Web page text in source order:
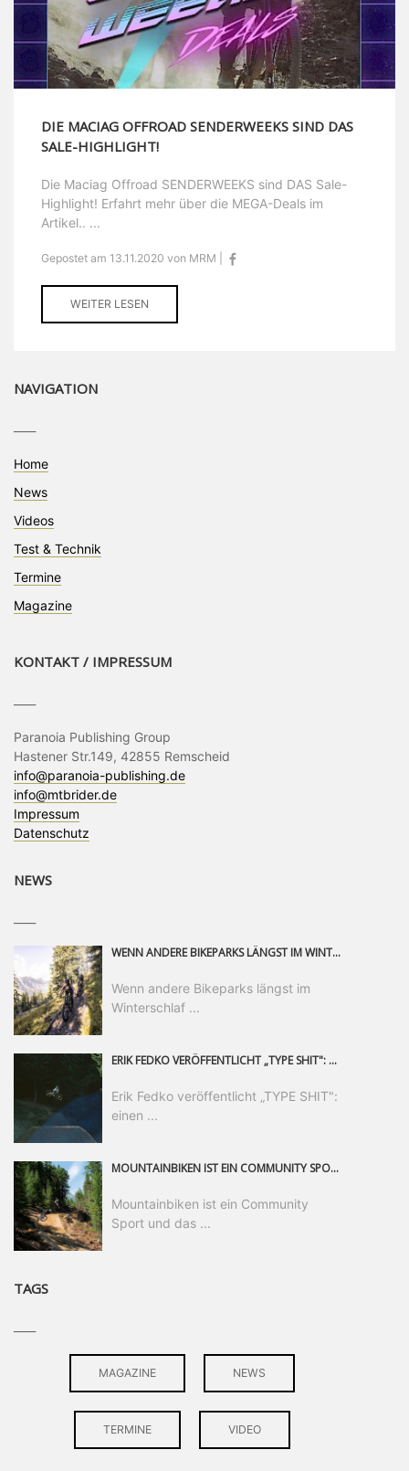
DIE MACIAG OFFROAD SENDERWEEKS SIND DAS
SALE-HIGHLIGHT!
Die Maciag Offroad SENDERWEEKS sind DAS Sale-
Highlight! Erfahrt mehr über die MEGA-Deals im
Artikel.. ...
Gepostet am 13.11.2020 von MRM |
WEITER LESEN
NAVIGATION
Home
News
Videos
Test & Technik
Termine
Magazine
KONTAKT / IMPRESSUM
Paranoia Publishing Group
Hastener Str.149, 42855 Remscheid
info@paranoia-publishing.de
info@mtbrider.de
Impressum
Datenschutz
NEWS
WENN ANDERE BIKEPARKS LÄNGST IM WINTERSCHLAF SIND, IST MAN IN SAALFELDEN LEOGANG IMMER NOCH AM MOUNTAINBIKEN. IST DER HERBST DIE SCHÖNSTE ZEIT DES JAHRES? AUF DEN TRAILS RUND UM SAALFELDEN LEOGANG UND IM EPIC BIKEPARK LEOGANG IST ER DAS AUF JEDEN FALL – UND DIE GEFÜHLT DIE LÄNGSTE NOCH DAZU. NOCH BIS MINDESTENS 8. NOVEMBER STEHT DAS PINZGAUER MOUNTAINBIKE-PARADIES ALLEN RIDERN OFFEN, DIE EINFACH NICHT GENUG KRIEGEN KÖNNEN. DABEI HÄLT DIE GOLDENE JAHRESZEIT IN SAALFELDEN LEOGANG WEIT MEHR ALS LINES, TRAILS UND HERBSTPANORAMEN BEREIT: MIT DEM BIKE FESTIVAL, VERSCHIEDENEN LADIES SHRED EVENTS UND EINEM DIE GESAMTE SAISON ANDAUERNDEN PHOTO CONTEST ZUM 25-JÄHRIGEN BIKEPARK-JUBILÄUM GIBT ES RUND UM ÖSTERREICHS ÄLTESTEN BIKEPARK EINIGES ZU ERLEBEN.
Wenn andere Bikeparks längst im
Winterschlaf ...
ERIK FEDKO VERÖFFENTLICHT „TYPE SHIT": EINEN 23-MINÜTIGEN MOUNTAINBIKE-FILM, ÜBER DREI JAHRE RUND UM DIE WELT GEDREHT. ZEITGLEICH LAUNCHT ER DIE GLEICHNAMIGE KOLLEKTION SEINER BRAND TYPE. EIN SEGMENT DES FILMS ERSCHEINT SEPARAT AUF RED BULL BIKE.
Erik Fedko veröffentlicht „TYPE SHIT":
einen ...
MOUNTAINBIKEN IST EIN COMMUNITY SPORT UND DAS BEWEIST SICH IN DER BIKE REPUBLIC SÖLDEN GERADE EINDRUCKSVOLL AUF ALLEN LEVELN. FREERIDE PROFI, SHAPERIN UND FRISCH GEWÄHLTE SWATCH NINES MVP VERO SANDLER IST BEGEISTERT VON DER VIELFALT DER BIKE DESTINATION, DER NEUEN JUMPLINE UND PLÄDIERT FÜR MUT BEI (FRAUEN) COMMUNITIES. VERO UND IHR VERLOBTER SAM HODGES VERBRINGEN MEHRERE MONATE IN DER BIKE REPUBLIC UND LASSEN UNS DARAN TEILHABEN. UM COMMUNITY GEHT ES AUCH BEI DER PARTNERSCHAFT ZWISCHEN SÖLDEN UND DEM NEUEN RIDERS PARK DONOVALY IN DER SLOWAKEI: DER DORTIGE TOURISMUSDIREKTOR JIRI PEC IST ÜBERZEUGT: VON MEHR BIKEPARKS PROFITIERT DIE GANZE MTB-SZENE – UND MIT DOMINIK LINSER, GESCHÄFTSFÜHRER DER BRS, HAT ER DAMIT DEN PERFEKTEN PARTNER GEFUNDEN.
Mountainbiken ist ein Community
Sport und das ...
TAGS
MAGAZINE NEWS
TERMINE VIDEO